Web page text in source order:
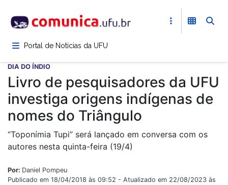
para
conteúdoPortal de Notícias da UFU
DIA DO ÍNDIO
Livro de pesquisadores da UFU
investiga origens indígenas de
nomes do Triângulo
“Toponímia Tupi” será lançado em conversa com os
autores nesta quinta-feira (19/4)
Por: Daniel Pompeu
Publicado em 18/04/2018 às 09:52 - Atualizado em 22/08/2023 às